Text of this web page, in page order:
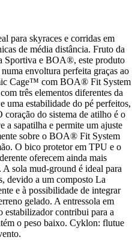
para skyraces e corridas em
de média distância. Fruto da
Sportiva e BOA®, este produto
envoltura perfeita graças ao
Cage™ com BOA® Fit System
três elementos diferentes da
uma estabilidade do pé perfeitos,
coração do sistema de atilho é o
sapatilha e permite um ajuste
sobre o BOA® Fit System
O bico protetor em TPU e o
oferecem ainda mais
sola mud-ground é ideal para
devido a um composto La
e à possibilidade de integrar
gelado. A entressola em
estabilizador contribui para a
o peso baixo. Cyklon: flutue